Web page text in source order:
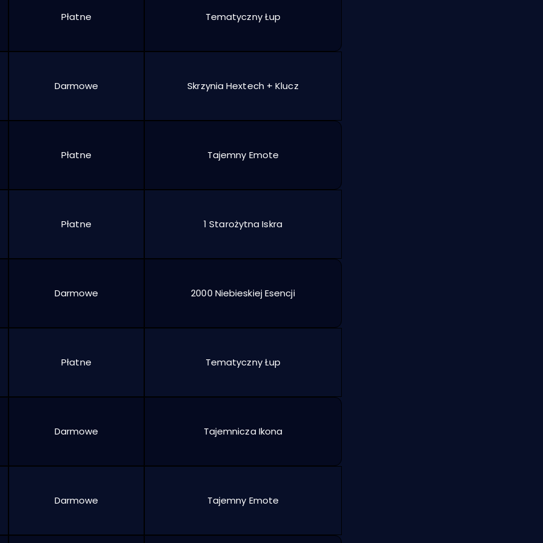
Płatne Tematyczny Łup
Darmowe Skrzynia Hextech + Klucz
Płatne Tajemny Emote
Płatne 1 Starożytna Iskra
Darmowe 2000 Niebieskiej Esencji
Płatne Tematyczny Łup
Darmowe Tajemnicza Ikona
Darmowe Tajemny Emote